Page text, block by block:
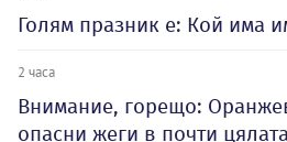
Голям празник е: Кой има
2 часа
Внимание, горещо:
опасни жеги в почти